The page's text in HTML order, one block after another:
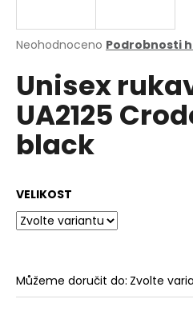
Průměrné
produktu
je
0,0
z
5
hvězdiček.
Neohodnoceno Podrobnosti
Unisex
UA2125
black
VELIKOST
Můžeme doručit do: Zvolte
j
t
?
o
p